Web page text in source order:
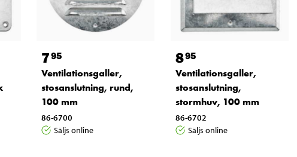
795
Ventilationsgaller,
stosanslutning, rund,
100 mm
86-6700
Säljs online
895
Ventilationsgaller,
stosanslutning,
stormhuv, 100 mm
86-6702
Säljs online